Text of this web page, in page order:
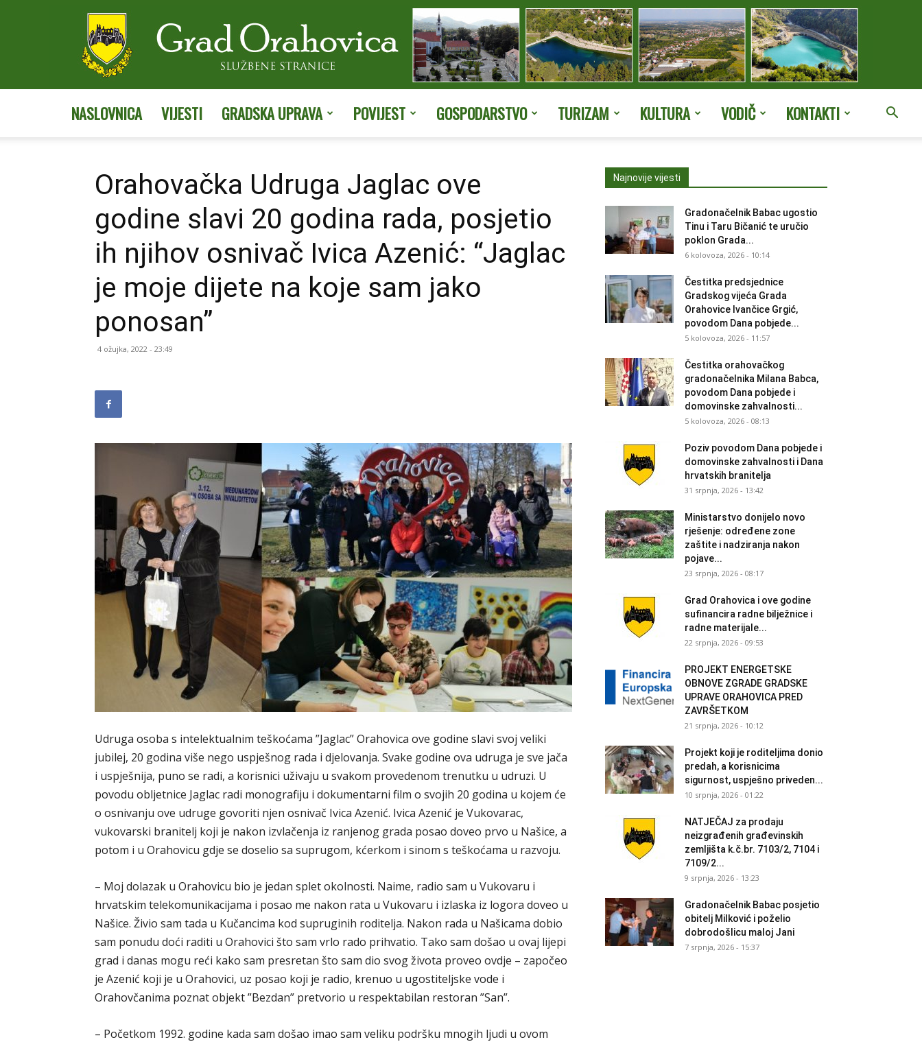
stranice
NASLOVNICA VIJESTI GRADSKA UPRAVA POVIJEST GOSPODARSTVO TURIZAM KULTURA VODIČ KONTAKTI
Orahovačka Udruga Jaglac ove
godine slavi 20 godina rada, posjetio
ih njihov osnivač Ivica Azenić: “Jaglac
je moje dijete na koje sam jako
ponosan”
4 ožujka, 2022 - 23:49
Udruga osoba s intelektualnim teškoćama ”Jaglac” Orahovica ove godine slavi svoj veliki
jubilej, 20 godina više nego uspješnog rada i djelovanja. Svake godine ova udruga je sve jača
i uspješnija, puno se radi, a korisnici uživaju u svakom provedenom trenutku u udruzi. U
povodu obljetnice Jaglac radi monografiju i dokumentarni film o svojih 20 godina u kojem će
o osnivanju ove udruge govoriti njen osnivač Ivica Azenić. Ivica Azenić je Vukovarac,
vukovarski branitelj koji je nakon izvlačenja iz ranjenog grada posao doveo prvo u Našice, a
potom i u Orahovicu gdje se doselio sa suprugom, kćerkom i sinom s teškoćama u razvoju.
– Moj dolazak u Orahovicu bio je jedan splet okolnosti. Naime, radio sam u Vukovaru i
hrvatskim telekomunikacijama i posao me nakon rata u Vukovaru i izlaska iz logora doveo u
Našice. Živio sam tada u Kučancima kod supruginih roditelja. Nakon rada u Našicama dobio
sam ponudu doći raditi u Orahovici što sam vrlo rado prihvatio. Tako sam došao u ovaj lijepi
grad i danas mogu reći kako sam presretan što sam dio svog života proveo ovdje – započeo
je Azenić koji je u Orahovici, uz posao koji je radio, krenuo u ugostiteljske vode i
Orahovčanima poznat objekt ”Bezdan” pretvorio u respektabilan restoran ”San”.
– Početkom 1992. godine kada sam došao imao sam veliku podršku mnogih ljudi u ovom
Najnovije vijesti
Gradonačelnik Babac ugostio
Tinu i Taru Bičanić te uručio
poklon Grada...
6 kolovoza, 2026 - 10:14
Čestitka predsjednice
Gradskog vijeća Grada
Orahovice Ivančice Grgić,
povodom Dana pobjede...
5 kolovoza, 2026 - 11:57
Čestitka orahovačkog
gradonačelnika Milana Babca,
povodom Dana pobjede i
domovinske zahvalnosti...
5 kolovoza, 2026 - 08:13
Poziv povodom Dana pobjede i
domovinske zahvalnosti i Dana
hrvatskih branitelja
31 srpnja, 2026 - 13:42
Ministarstvo donijelo novo
rješenje: određene zone
zaštite i nadziranja nakon
pojave...
23 srpnja, 2026 - 08:17
Grad Orahovica i ove godine
sufinancira radne bilježnice i
radne materijale...
22 srpnja, 2026 - 09:53
PROJEKT ENERGETSKE
OBNOVE ZGRADE GRADSKE
UPRAVE ORAHOVICA PRED
ZAVRŠETKOM
21 srpnja, 2026 - 10:12
Projekt koji je roditeljima donio
predah, a korisnicima
sigurnost, uspješno priveden...
10 srpnja, 2026 - 01:22
NATJEČAJ za prodaju
neizgrađenih građevinskih
zemljišta k.č.br. 7103/2, 7104 i
7109/2...
9 srpnja, 2026 - 13:23
Gradonačelnik Babac posjetio
obitelj Milković i poželio
dobrodošlicu maloj Jani
7 srpnja, 2026 - 15:37